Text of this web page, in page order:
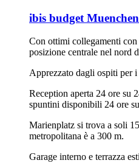
ibis budget
Con ottimi collegamenti
posizione centrale nel nord
Apprezzato dagli ospiti per
Reception aperta 24 ore su
spuntini disponibili 24 ore
Marienplatz si trova a soli
metropolitana è a 300 m.
Garage interno e terrazza